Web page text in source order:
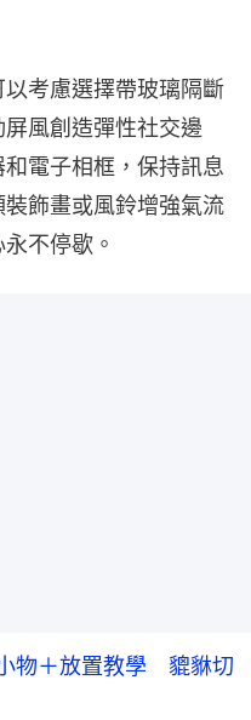
考慮選擇帶玻璃隔斷
風創造彈性社交邊
電子相框，保持訊息
飾畫或風鈴增強氣流
不停歇。
物＋放置教學 貔貅切